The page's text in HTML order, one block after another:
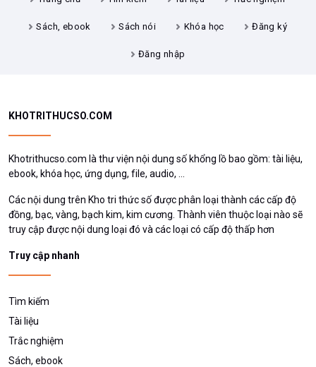
Sách, ebook Sách nói Khóa học Đăng ký
Đăng nhập
KHOTRITHUCSO.COM
Khotrithucso.com là thư viện nội dung số khổng lồ bao gồm: tài liệu,
ebook, khóa học, ứng dụng, file, audio, ...
Các nội dung trên Kho tri thức số được phân loại thành các cấp độ
đồng, bạc, vàng, bạch kim, kim cương. Thành viên thuộc loại nào sẽ
truy cập được nội dung loại đó và các loại có cấp độ thấp hơn
Truy cập nhanh
Tìm kiếm
Tài liệu
Trắc nghiệm
Sách, ebook